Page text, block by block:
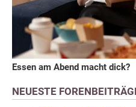
Essen am Abend macht dick?
NEUESTE